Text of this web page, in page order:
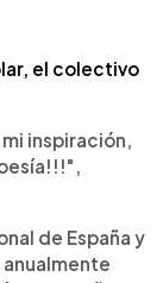
el colectivo
inspiración,
de España y